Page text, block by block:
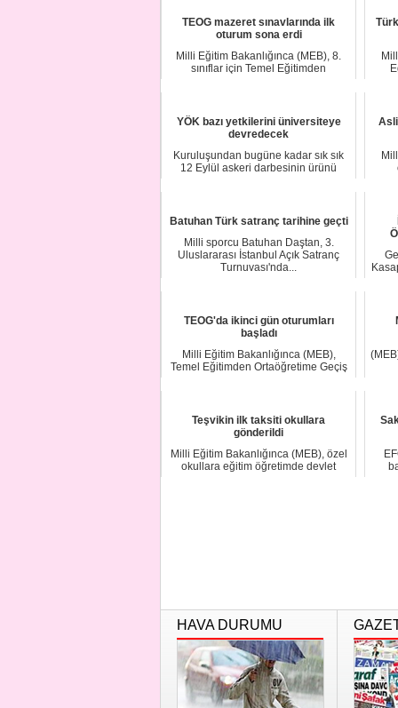
TEOG mazeret sınavlarında ilk
oturum sona erdi
Milli Eğitim Bakanlığınca (MEB), 8.
sınıflar için Temel Eğitimden
YÖK bazı yetkilerini üniversiteye
devredecek
Kuruluşundan bugüne kadar sık sık
12 Eylül askeri darbesinin ürünü
Batuhan Türk satranç tarihine geçti
Milli sporcu Batuhan Daştan, 3.
Uluslararası İstanbul Açık Satranç
Turnuvası'nda...
TEOG'da ikinci gün oturumları
başladı
Milli Eğitim Bakanlığınca (MEB),
Temel Eğitimden Ortaöğretime Geçiş
Teşvikin ilk taksiti okullara
gönderildi
Milli Eğitim Bakanlığınca (MEB), özel
okullara eğitim öğretimde devlet
HAVA DURUMU